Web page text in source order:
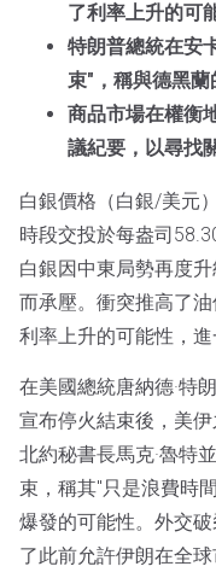
了利率上升的可
特朗普總統在安
束"，稱與德黑蘭
商品市場在權衡
議紀要，以尋找
白銀價格（白銀/美元
時段交投於每盎司
白銀因中東局勢再度
而承壓。衝突推高了
利率上升的可能性，進
在美國總統唐納德·特
宣布停火結束後，美
北約秘書長馬克·魯特
束，稱其"只是浪費時
爆發的可能性。外交
了此前允許伊朗在全